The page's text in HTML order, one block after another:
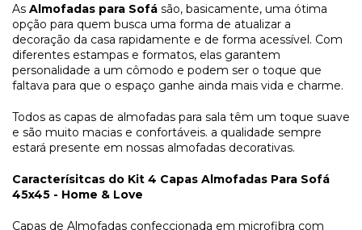
As Almofadas para Sofá são, basicamente, uma ótima
opção para quem busca uma forma de atualizar a
decoração da casa rapidamente e de forma acessível. Com
diferentes estampas e formatos, elas garantem
personalidade a um cômodo e podem ser o toque que
faltava para que o espaço ganhe ainda mais vida e charme.
Todos as capas de almofadas para sala têm um toque suave
e são muito macias e confortáveis. a qualidade sempre
estará presente em nossas almofadas decorativas.
Caracterísitcas do Kit 4 Capas Almofadas Para Sofá
45x45 - Home & Love
Capas de Almofadas confeccionada em microfibra com